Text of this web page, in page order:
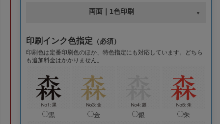
両面｜1色印刷
印刷インク色指定 （必須）
印刷色は定番印刷色のほか、特色指定にも対応しています。どちら
も追加料金はかかりません。
黒 金 銀 朱